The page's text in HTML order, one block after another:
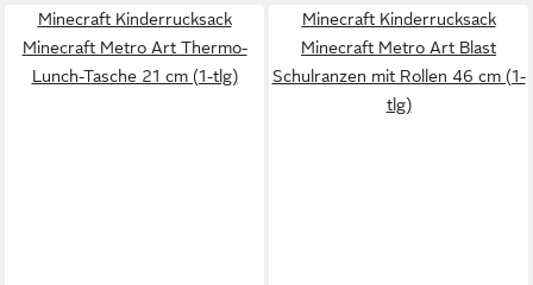
Minecraft Kinderrucksack
Minecraft Metro Art Thermo-
Lunch-Tasche 21 cm (1-tlg)
Minecraft Kinderrucksack
Minecraft Metro Art Blast
Schulranzen mit Rollen 46 cm (1-
tlg)